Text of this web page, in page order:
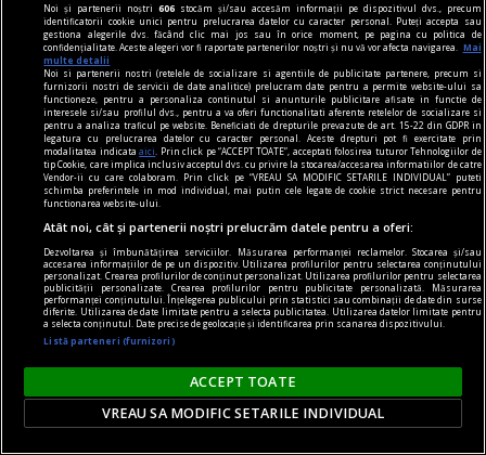
publicitate
Aproximativ 33% dintre parfumurile masculine
sînt folosite de femei! Ce ingrediente au astfel de
parfumuri?
Foarte apreciate sînt și parfumurile orientale
pentru bărbați, care au note unice, catifelate,
arome de vanilie și alte condimente minunate.
Noi și partenerii noștri606 stocăm și/sau accesăm informații pe dispozitivul dvs., precum
identificatorii cookie unici pentru prelucrarea datelor cu caracter personal. Puteți accepta sau
gestiona alegerile dvs. făcând clic mai jos sau în orice moment, pe pagina cu politica de
confidențialitate. Aceste alegeri vor fi raportate partenerilor noștri și nu vă vor afecta navigarea.
Mai
multe detalii
Noi si partenerii nostri (retelele de socializare si agentiile de publicitate partenere, precum si
furnizorii nostri de servicii de date analitice) prelucram date pentru a permite website-ului sa
functioneze, pentru a personaliza continutul si anunturile publicitare afisate in functie de
interesele si/sau profilul dvs., pentru a va oferi functionalitati aferente retelelor de socializare si
pentru a analiza traficul pe website. Beneficiati de drepturile prevazute de art. 15-22 din GDPR in
legatura cu prelucrarea datelor cu caracter personal. Aceste drepturi pot fi exercitate prin
modalitatea indicataaici
. Prin click pe “ACCEPT TOATE”, acceptati folosirea tuturor Tehnologiilor de
tip Cookie, care implica inclusiv acceptul dvs. cu privire la stocarea/accesarea informatiilor de catre
Vendor-ii cu care colaboram. Prin click pe “VREAU SA MODIFIC SETARILE INDIVIDUAL” puteti
schimba preferintele in mod individual, mai putin cele legate de cookie strict necesare pentru
functionarea website-ului.
Atât noi, cât și partenerii noștri prelucrăm datele pentru a oferi:
Dezvoltarea și îmbunătățirea serviciilor. Măsurarea performanței reclamelor. Stocarea și/sau
accesarea informațiilor de pe un dispozitiv. Utilizarea profilurilor pentru selectarea conținutului
personalizat. Crearea profilurilor de conținut personalizat. Utilizarea profilurilor pentru selectarea
publicității personalizate. Crearea profilurilor pentru publicitate personalizată. Măsurarea
performanței conținutului. Înțelegerea publicului prin statistici sau combinații de date din surse
diferite. Utilizarea de date limitate pentru a selecta publicitatea. Utilizarea datelor limitate pentru
a selecta conținutul. Date precise de geolocație și identificarea prin scanarea dispozitivului.
Listă parteneri (furnizori)
ACCEPT TOATE
VREAU SA MODIFIC SETARILE INDIVIDUAL